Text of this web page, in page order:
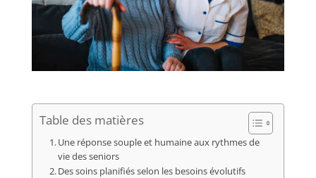
Table des matières
Une réponse souple et humaine aux rythmes de
vie des seniors
Des soins planifiés selon les besoins évolutifs